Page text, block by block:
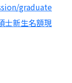
graduate
士新生名額現